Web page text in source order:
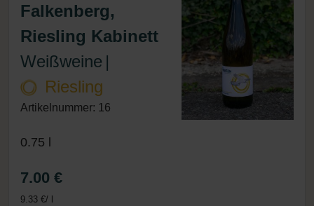
Falkenberg,
Riesling Kabinett
Weißweine |
Riesling
Artikelnummer: 16
0.75 l
7.00 €
9.33 €/ l